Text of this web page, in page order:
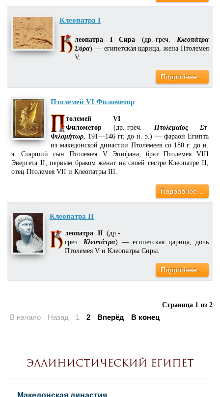
Клеопатра I
леопатра I Сира (др.-греч. Κλεοπάτρα
Σύρα) — египетская царица, жена Птолемея
V.
Подробнее…
Птолемей VI Филометор
толемей VI
Филометор(др.-греч. Πτολεμαῖος Στ'
Φιλομήτωρ, 191—146 гг. до н. э.) — фараон Египта
из македонской династии Птолемеев со 180 г. до н.
э. Старший сын Птолемея V Эпифана; брат Птолемея VIII
Эвергета II; первым браком женат на своей сестре Клеопатре II,
отец Птолемея VII и Клеопатры III.
Подробнее…
Клеопатра II
леопатра II(др.-
греч. Κλεοπάτρα) — египетская царица, дочь
Птолемея V и Клеопатры Сиры.
Подробнее…
Страница 1 из 2
В начало Назад 1 2 Вперёд В конец
Эллинистический Египет
Македонская династия